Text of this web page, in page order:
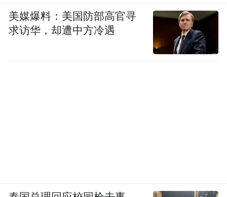
美媒爆料：美国防部高官寻
求访华，却遭中方冷遇